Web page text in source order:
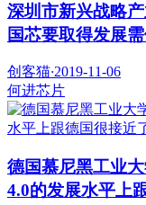
深圳市新兴战略
国芯要取得发展
创客猫·2019-11-06
何进芯片
德国慕尼黑工业
4.0的发展水平上